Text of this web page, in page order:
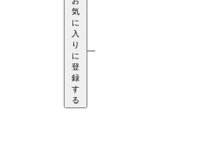
気
に
入
り
に
登
録
す
る
—